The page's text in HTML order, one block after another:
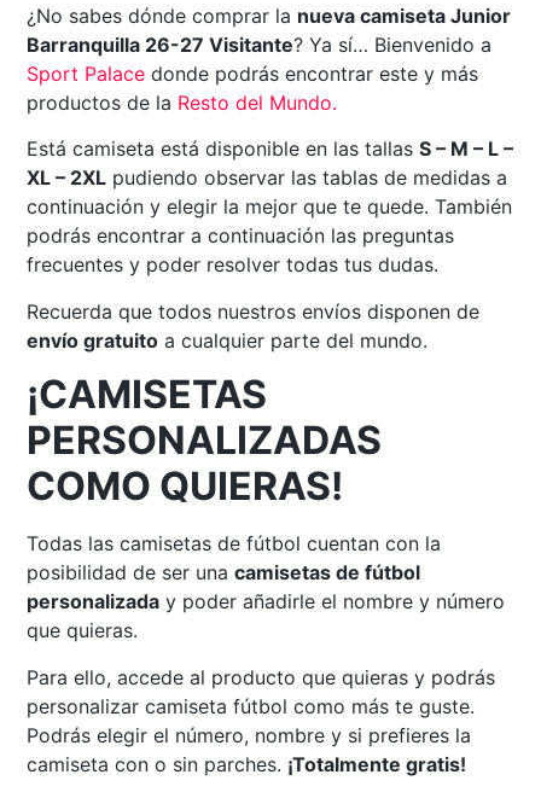
¿No sabes dónde comprar la nueva camiseta Junior
Barranquilla 26-27 Visitante? Ya sí… Bienvenido a
Sport Palace donde podrás encontrar este y más
productos de la Resto del Mundo.
Está camiseta está disponible en las tallasS – M – L –
XL – 2XL pudiendo observar las tablas de medidas a
continuación y elegir la mejor que te quede. También
podrás encontrar a continuación las preguntas
frecuentes y poder resolver todas tus dudas.
Recuerda que todos nuestros envíos disponen de
envío gratuito a cualquier parte del mundo.
¡CAMISETAS
PERSONALIZADAS
COMO QUIERAS!
Todas las camisetas de fútbol cuentan con la
posibilidad de ser unacamisetas de fútbol
personalizada y poder añadirle el nombre y número
que quieras.
Para ello, accede al producto que quieras y podrás
personalizar camiseta fútbol como más te guste.
Podrás elegir el número, nombre y si prefieres la
camiseta con o sin parches. ¡Totalmente gratis!